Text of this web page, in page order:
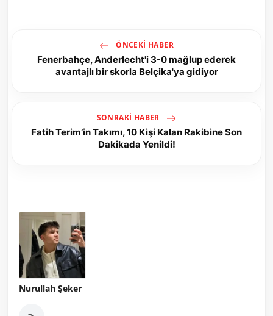
ÖNCEKI HABER
Fenerbahçe, Anderlecht'i 3-0 mağlup ederek
avantajlı bir skorla Belçika'ya gidiyor
SONRAKI HABER
Fatih Terim’in Takımı, 10 Kişi Kalan Rakibine Son
Dakikada Yenildi!
Nurullah Şeker